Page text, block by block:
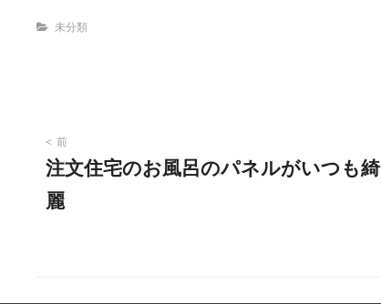
Categories
未分類
投
稿
前
注文住宅のお風呂のパネルがいつも綺
麗